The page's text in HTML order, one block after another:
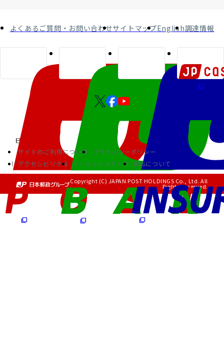
よくあるご質問・お問い合わせサイトマップEnglish調達情報
サイトのご利用について
プライバシーポリシー
アクセシビリティ
ソーシャルメディア RSSについて
Copyright (C) JAPAN POST HOLDINGS Co., Ltd. All
Rights Reserved.